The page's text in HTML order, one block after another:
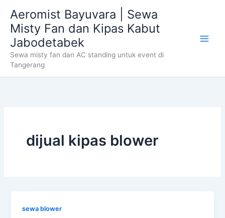
content
Aeromist Bayuvara | Sewa
Misty Fan dan Kipas Kabut
Jabodetabek
Sewa misty fan dan AC standing untuk event di
Tangerang
dijual kipas blower
sewa blower